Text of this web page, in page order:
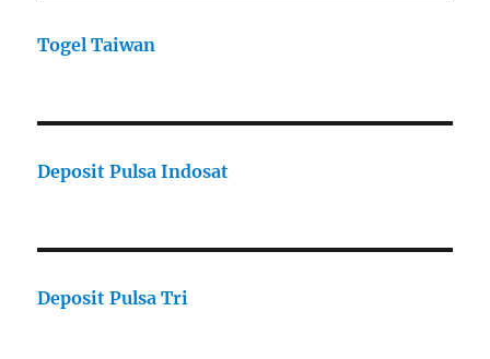
Togel Taiwan
Deposit Pulsa Indosat
Deposit Pulsa Tri